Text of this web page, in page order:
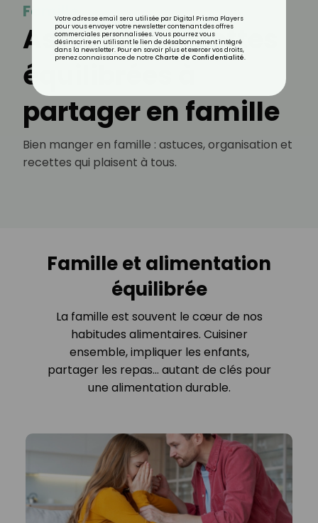
Famille
Astuces et recettes
équilibrées à
partager en famille
Bien manger en famille : astuces, organisation et
recettes qui plaisent à tous.
Famille et alimentation
équilibrée
La famille est souvent le cœur de nos
habitudes alimentaires. Cuisiner
ensemble, impliquer les enfants,
partager les repas... autant de clés pour
une alimentation durable.
Votre adresse email sera utilisée par Digital Prisma Players
pour vous envoyer votre newsletter contenant des offres
commerciales personnalisées. Vous pourrez vous
désinscrire en utilisant le lien de désabonnement intégré
dans la newsletter. Pour en savoir plus et exercer vos droits,
prenez connaissance de notre Charte de Confidentialité.